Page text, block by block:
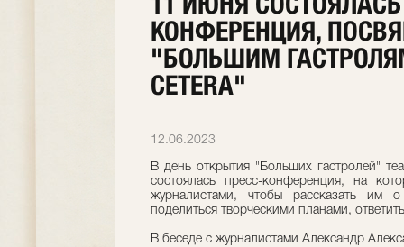
КОНФЕРЕНЦИЯ,
"БОЛЬШИМ
CETERA"
12.06.2023
В день открытия "Больших гастролей"
состоялась пресс-конференция, на
журналистами, чтобы рассказать им
поделиться творческими планами,
В беседе с журналистами Александр